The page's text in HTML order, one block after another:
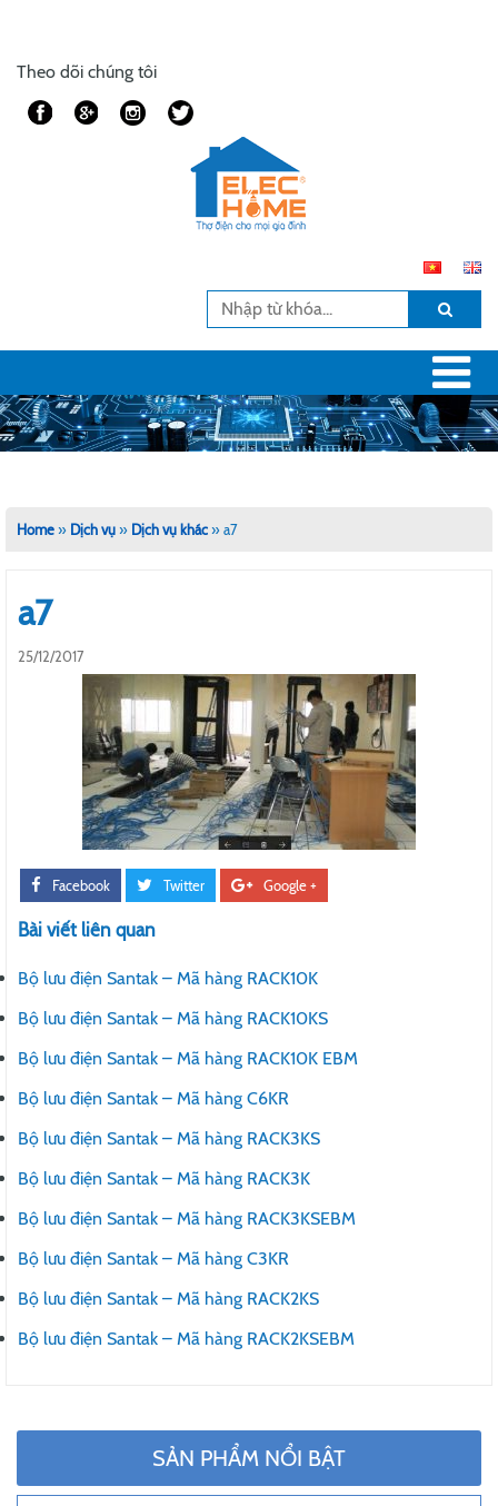
Theo dõi chúng tôi
Home» Dịch vụ» Dịch vụ khác»a7
a7
25/12/2017
Facebook Twitter Google +
Bài viết liên quan
Bộ lưu điện Santak – Mã hàng RACK10K
Bộ lưu điện Santak – Mã hàng RACK10KS
Bộ lưu điện Santak – Mã hàng RACK10K EBM
Bộ lưu điện Santak – Mã hàng C6KR
Bộ lưu điện Santak – Mã hàng RACK3KS
Bộ lưu điện Santak – Mã hàng RACK3K
Bộ lưu điện Santak – Mã hàng RACK3KSEBM
Bộ lưu điện Santak – Mã hàng C3KR
Bộ lưu điện Santak – Mã hàng RACK2KS
Bộ lưu điện Santak – Mã hàng RACK2KSEBM
SẢN PHẨM NỔI BẬT